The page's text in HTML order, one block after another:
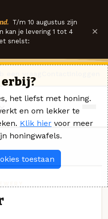
T/m 10 augustus zijn
kan je levering 1 tot 4
snelst:
×
het liefst met honing.
en om lekker te
Klik hier voor meer
honingwafels.
toestaan